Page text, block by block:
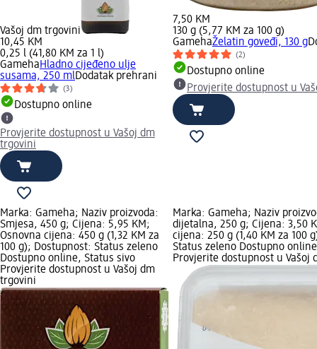
Vašoj dm trgovini
10,45 KM
0,25 l (41,80 KM za 1 l)
GamehaHladno cijeđeno ulje
susama, 250 mlDodatak prehrani
(3)
Dostupno online
Provjerite dostupnost u Vašoj dm
trgovini
7,50 KM
130 g (5,77 KM za 100 g)
GamehaŽelatin goveđi, 130 g
(2)
Dostupno online
Provjerite dostupnost u
Marka: Gameha; Naziv proizvoda:
Smjesa, 450 g; Cijena: 5,95 KM;
Osnovna cijena: 450 g (1,32 KM za
100 g); Dostupnost: Status zeleno
Dostupno online, Status sivo
Provjerite dostupnost u Vašoj dm
trgovini
Marka: Gameha; Naziv
dijetalna, 250 g; Cijena: 3,50
cijena: 250 g (1,40 KM za 100
Status zeleno Dostupno
Provjerite dostupnost u Vašoj